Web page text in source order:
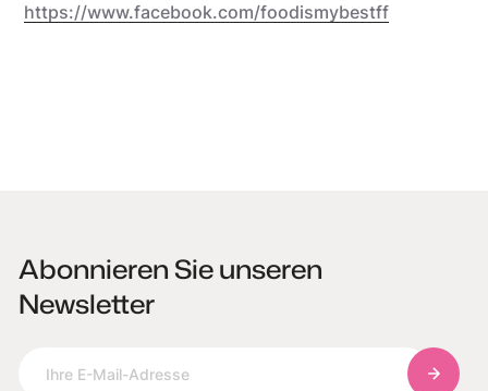
https://www.facebook.com/foodismybestff
Abonnieren Sie unseren
Newsletter